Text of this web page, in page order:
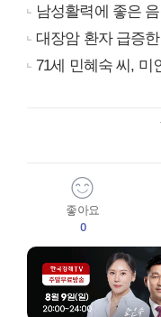
남성활력에 좋은
대장암 환자 급증
71세 민혜숙 씨, 미
좋아요
0